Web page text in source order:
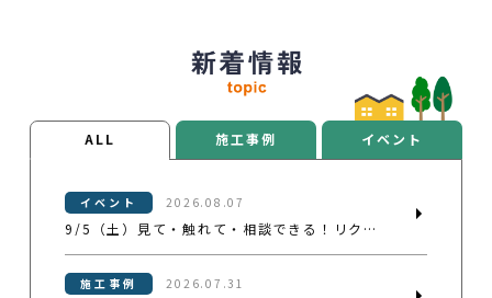
ALL 施工事例 イベント
イベント 2026.08.07
9/5（土）見て・触れて・相談できる！リクシルリフォームフェス2026開催
施工事例 2026.07.31